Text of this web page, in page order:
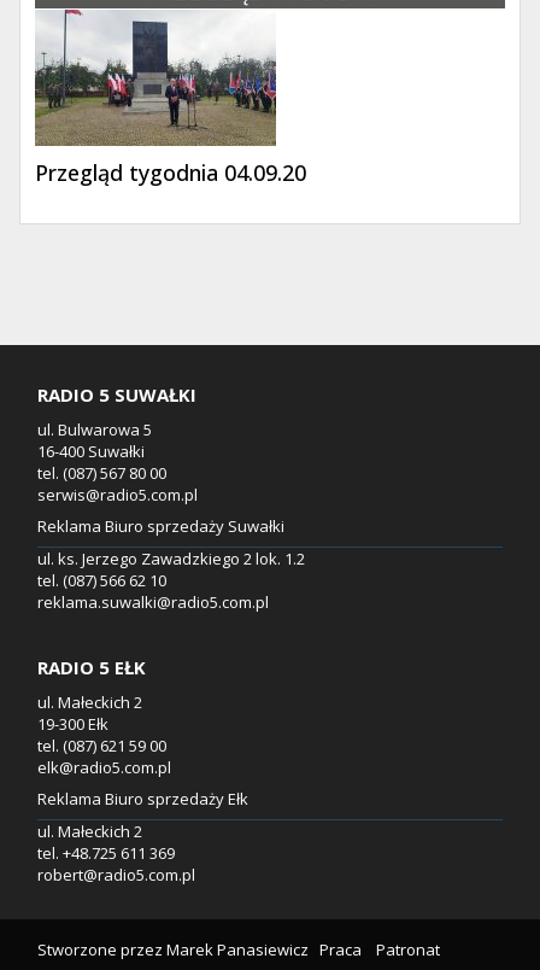
Przegląd tygodnia 04.09.20
RADIO 5 SUWAŁKI
ul. Bulwarowa 5
16-400 Suwałki
tel. (087) 567 80 00
serwis@radio5.com.pl
Reklama Biuro sprzedaży Suwałki
ul. ks. Jerzego Zawadzkiego 2 lok. 1.2
tel. (087) 566 62 10
reklama.suwalki@radio5.com.pl
RADIO 5 EŁK
ul. Małeckich 2
19-300 Ełk
tel. (087) 621 59 00
elk@radio5.com.pl
Reklama Biuro sprzedaży Ełk
ul. Małeckich 2
tel. +48.725 611 369
robert@radio5.com.pl
Stworzone przez Marek Panasiewicz Praca Patronat